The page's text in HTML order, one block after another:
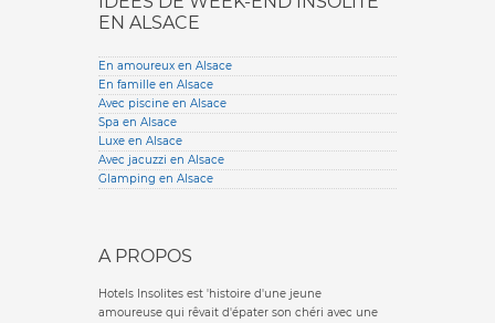
EN ALSACE
En amoureux en Alsace
En famille en Alsace
Avec piscine en Alsace
Spa en Alsace
Luxe en Alsace
Avec jacuzzi en Alsace
Glamping en Alsace
A PROPOS
Hotels Insolites est 'histoire d'une jeune
amoureuse qui rêvait d'épater son chéri avec une